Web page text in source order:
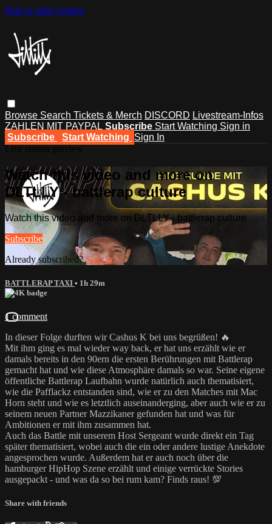
Skip to main content
Browse Search Tickets & Merch DISCORD Livestream-Infos
ZAHLEN MIT PAYPAL Subscribe Start Watching Sign in
Subscribe
Start Watching Sign In
Watch this video and more on
DLTLLY - battlerap culture
Watch this video and more on DLTLLY - battlerap culture
Subscribe
Already subscribed?Sign in
BATTLERAP TAXI • 1h 29m
1 comment
In dieser Folge durften wir Cashus K bei uns begrüßen! 🔥
Mit ihm ging es mal wieder way back, er hat uns erzählt wie er
damals bereits in den 90ern die ersten Berührungen mit Battlerap
gemacht hat und wie diese Atmosphäre damals so war. Seine eigene
öffentliche Battlerap Laufbahn wurde natürlich auch thematisiert,
wie die Pafflackz entstanden sind, wie er zu den Matches mit Mac
Horn steht und wie es letztlich auseinanderging, aber auch wie er zu
seinem neuen Partner Mazzikaner gefunden hat und was für
Ambitionen er mit ihm zusammen hat.
Auch das Battle mit unserem Host Sergeant wurde direkt ein Tag
später thematisiert, wobei auch die ein oder andere lustige Anekdote
angesprochen wurde. Außerdem hat er auch noch über die
hamburger HipHop Szene erzählt und einige verrückte Stories
ausgepackt - und was da so bei rum kam? Finds raus! 💯
Share with friends